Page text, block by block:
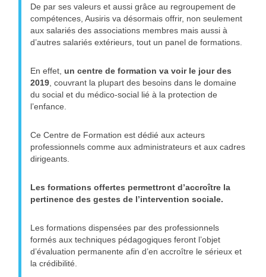
De par ses valeurs et aussi grâce au regroupement de
compétences, Ausiris va désormais offrir, non seulement
aux salariés des associations membres mais aussi à
d’autres salariés extérieurs, tout un panel de formations.
En effet,un centre de formation va voir le jour des
2019 , couvrant la plupart des besoins dans le domaine
du social et du médico-social lié à la protection de
l’enfance.
Ce Centre de Formation est dédié aux acteurs
professionnels comme aux administrateurs et aux cadres
dirigeants.
Les formations offertes permettront d’accroître la
pertinence des gestes de l’intervention sociale.
Les formations dispensées par des professionnels
formés aux techniques pédagogiques feront l’objet
d’évaluation permanente afin d’en accroître le sérieux et
la crédibilité.